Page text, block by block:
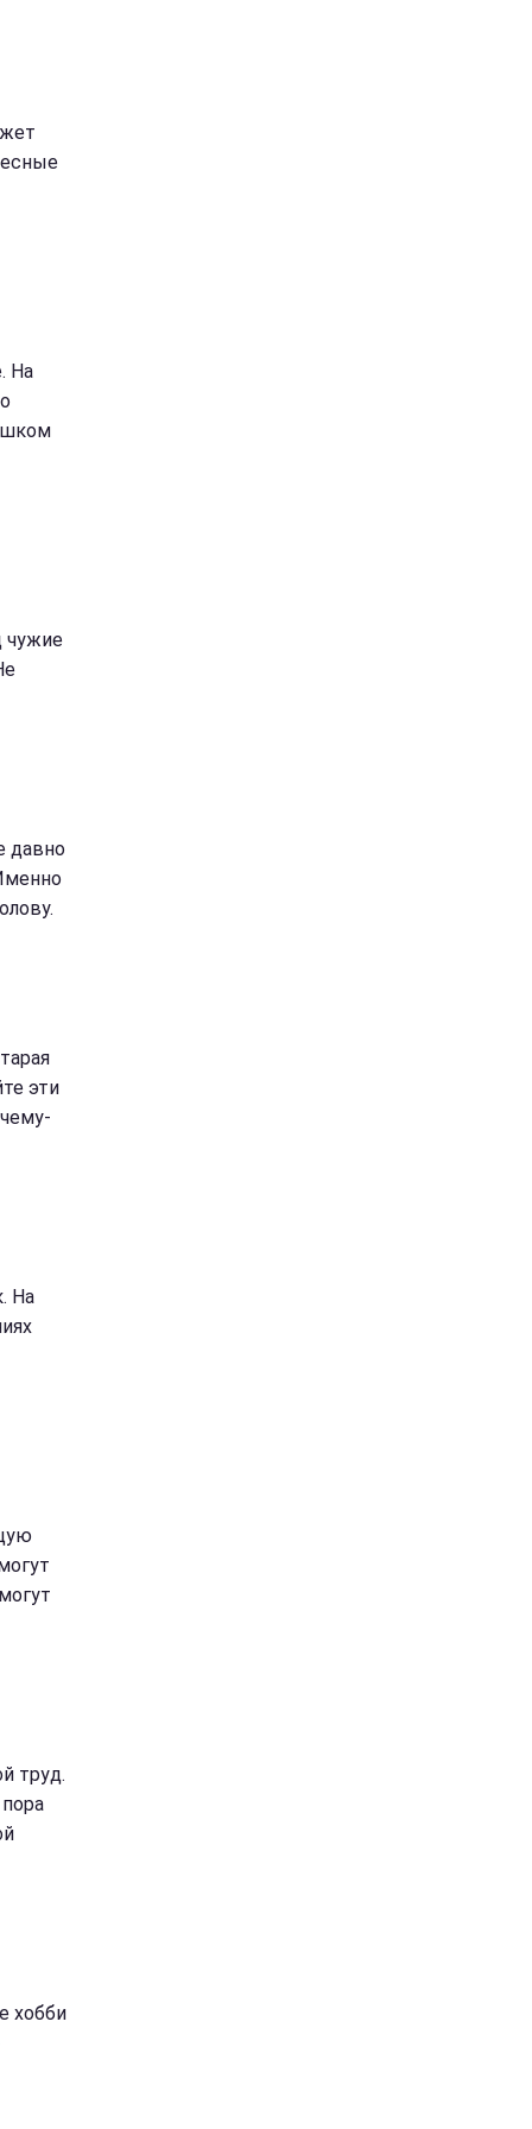
На
чужие
давно
эти
На
труд.
хобби